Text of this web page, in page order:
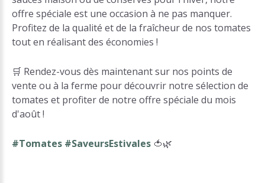
offre spéciale est une occasion à ne pas manquer.
Profitez de la qualité et de la fraîcheur de nos tomates
tout en réalisant des économies !
🛒 Rendez-vous dès maintenant sur nos points de
vente ou à la ferme pour découvrir notre sélection de
tomates et profiter de notre offre spéciale du mois
d'août !
#Tomates #SaveursEstivales 🍅🌿